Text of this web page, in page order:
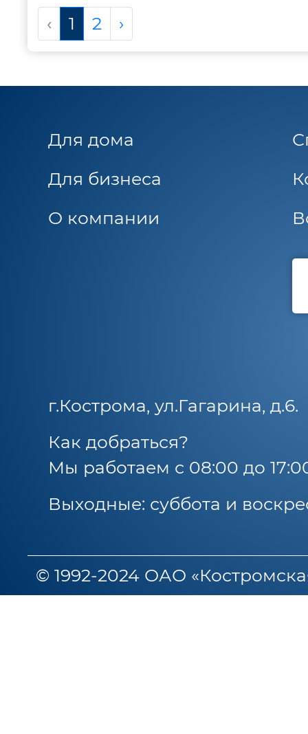
‹ 1 2 ›
Для дома
Для бизнеса
О компании
г.Кострома, ул.Гагарина, д.6.
Как добраться?
Мы работаем с 08:00 до
Выходные: суббота и
© 1992-2024 ОАО